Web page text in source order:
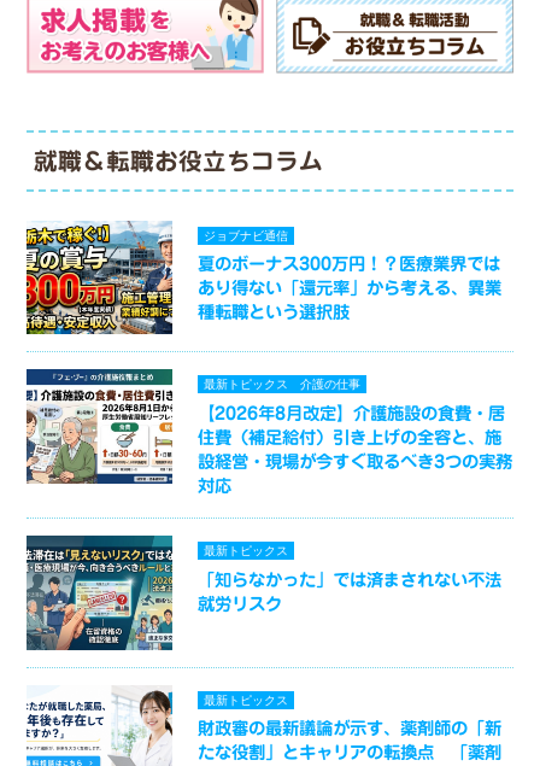
就職＆転職お役立ちコラム
ジョブナビ通信
夏のボーナス300万円！？医療業界では
あり得ない「還元率」から考える、異業
種転職という選択肢
最新トピックス 介護の仕事
【2026年8月改定】介護施設の食費・居
住費（補足給付）引き上げの全容と、施
設経営・現場が今すぐ取るべき3つの実務
対応
最新トピックス
「知らなかった」では済まされない不法
就労リスク
最新トピックス
財政審の最新議論が示す、薬剤師の「新
たな役割」とキャリアの転換点 「薬剤